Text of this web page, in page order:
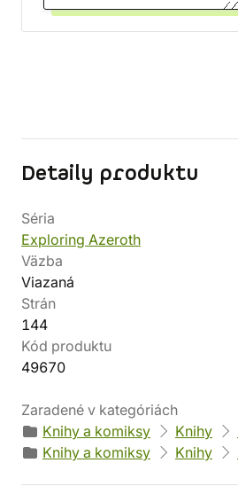
Detaily produktu
Séria
Exploring Azeroth
Väzba
Viazaná
Strán
144
Kód produktu
49670
Zaradené v kategóriách
Knihy a komiksy
Knihy
Knihy a komiksy
Knihy